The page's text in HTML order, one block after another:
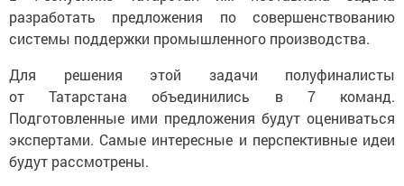
разработать предложения по совершенствованию
системы поддержки промышленного производства.
Для решения этой задачи полуфиналисты
от Татарстана объединились в 7 команд.
Подготовленные ими предложения будут оцениваться
экспертами. Самые интересные и перспективные идеи
будут рассмотрены.